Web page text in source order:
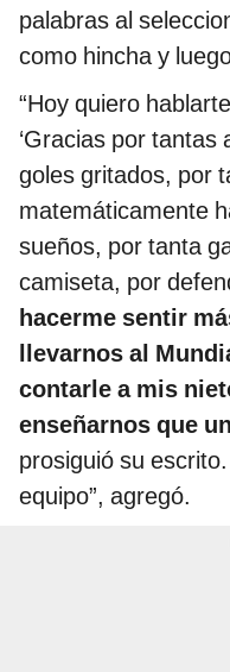
palabras al
como hincha y
“Hoy quiero
‘Gracias por
goles gritados, por
matemáticamente
sueños, por tanta
camiseta, por
hacerme sentir
llevarnos al
contarle a mis
enseñarnos que
prosiguió su
equipo”, agregó.